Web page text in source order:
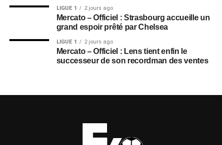
LIGUE 1 2 jours ago
Mercato – Officiel : Strasbourg accueille un
grand espoir prêté par Chelsea
LIGUE 1 2 jours ago
Mercato – Officiel : Lens tient enfin le
successeur de son recordman des ventes